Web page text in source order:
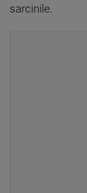
sarcinile.